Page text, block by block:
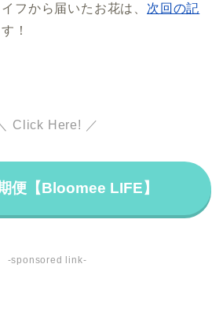
フから届いたお花は、 次回の記
！
Click Here! ／
便【Bloomee LIFE】
-sponsored link-